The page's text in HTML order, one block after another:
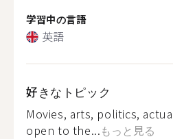
学習中の言語
英語
好きなトピック
Movies, arts, politics,
open to the...もっと見る